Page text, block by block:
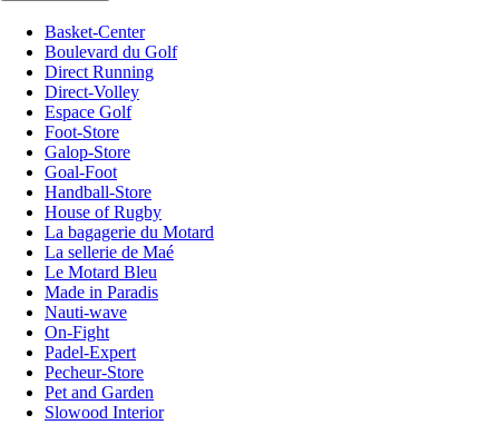
Basket-Center
Boulevard du Golf
Direct Running
Direct-Volley
Espace Golf
Foot-Store
Galop-Store
Goal-Foot
Handball-Store
House of Rugby
La bagagerie du Motard
La sellerie de Maé
Le Motard Bleu
Made in Paradis
Nauti-wave
On-Fight
Padel-Expert
Pecheur-Store
Pet and Garden
Slowood Interior